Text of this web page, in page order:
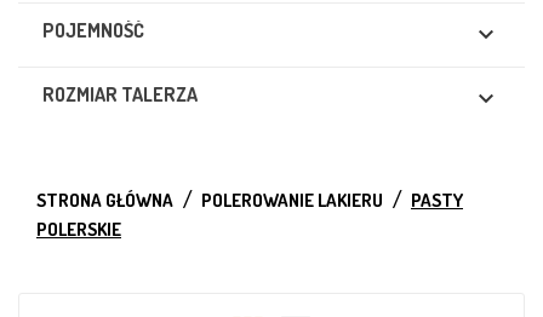
POJEMNOŚĆ 
ROZMIAR TALERZA 
STRONA GŁÓWNA POLEROWANIE LAKIERU
PASTY
POLERSKIE